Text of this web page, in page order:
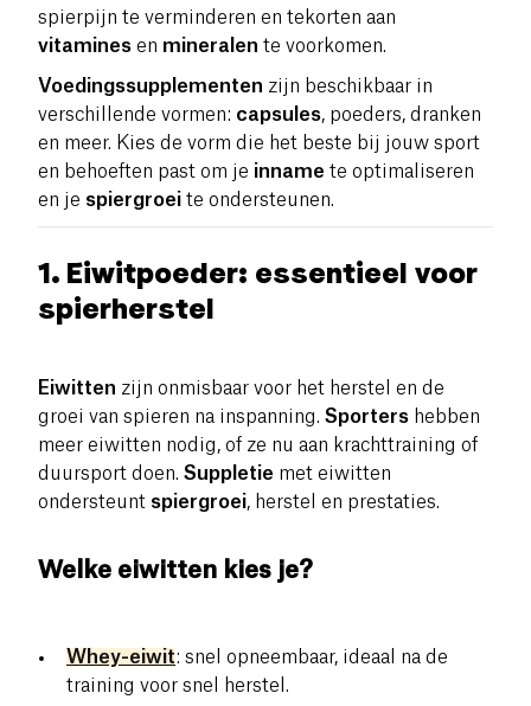
spierpijn te verminderen en tekorten aan
vitamines en mineralen te voorkomen.
Voedingssupplementen zijn beschikbaar in
verschillende vormen: capsules, poeders, dranken
en meer. Kies de vorm die het beste bij jouw sport
en behoeften past om je inname te optimaliseren
en je spiergroei te ondersteunen.
1. Eiwitpoeder: essentieel voor
spierherstel
Eiwitten zijn onmisbaar voor het herstel en de
groei van spieren na inspanning. Sporters hebben
meer eiwitten nodig, of ze nu aan krachttraining of
duursport doen. Suppletie met eiwitten
ondersteunt spiergroei, herstel en prestaties.
Welke eiwitten kies je?
Whey-eiwit: snel opneembaar, ideaal na de
training voor snel herstel.